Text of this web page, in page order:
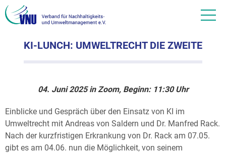
KI-LUNCH: UMWELTRECHT DIE ZWEITE
04. Juni 2025 in Zoom, Beginn: 11:30 Uhr
Einblicke und Gespräch über den Einsatz von KI im
Umweltrecht mit Andreas von Saldern und Dr. Manfred Rack.
Nach der kurzfristigen Erkrankung von Dr. Rack am 07.05.
gibt es am 04.06. nun die Möglichkeit, von seinem